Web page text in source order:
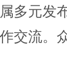
多元发
交流。